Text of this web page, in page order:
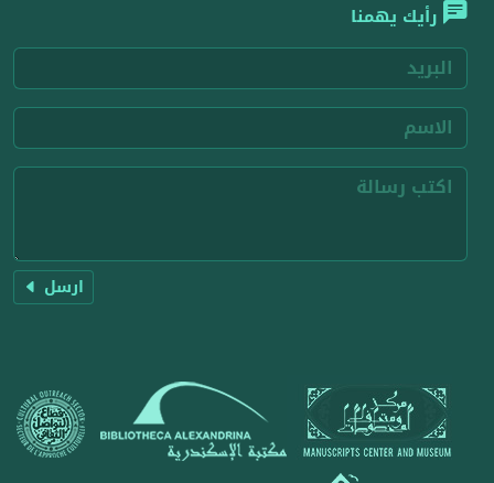
رأيك يهمنا
ارسل